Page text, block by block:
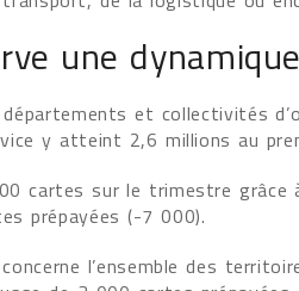
une
et collectivités
y atteint 2,6 millions au
cartes sur le trimestre
prépayées (-7 000).
l’ensemble des